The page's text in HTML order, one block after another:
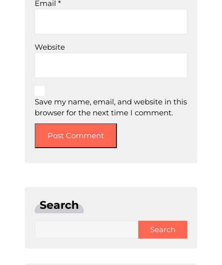
Email *
Website
Save my name, email, and website in this
browser for the next time I comment.
Search
Search